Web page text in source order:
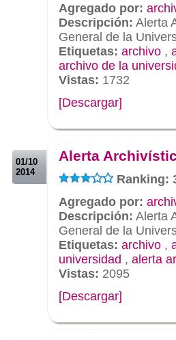
Agregado por:
Descripción: Alerta
General de la
Etiquetas: archivo ,
archivo de la
Vistas: 1732
[Descargar]
01/10
2014
Alerta
Ranking:
Agregado por:
Descripción: Alerta
General de la
Etiquetas: archivo ,
universidad , alerta
Vistas: 2095
[Descargar]